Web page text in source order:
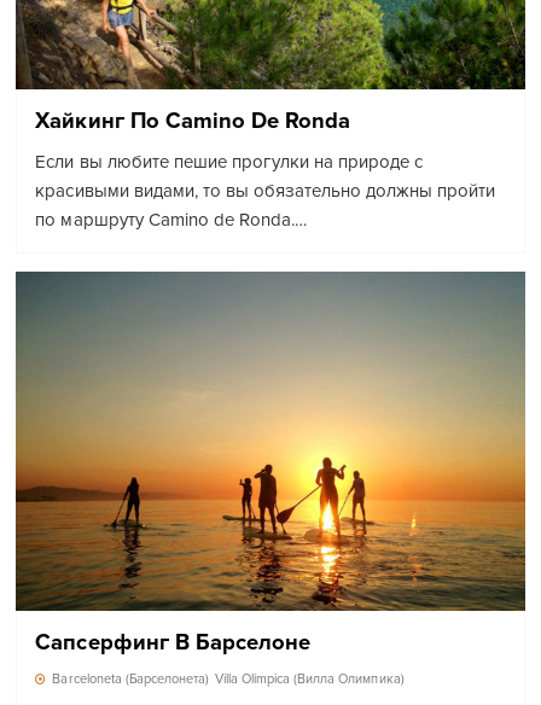
Хайкинг По Camino De Ronda
Если вы любите пешие прогулки на природе с
красивыми видами, то вы обязательно должны пройти
по маршруту Camino de Ronda.…
Сапсерфинг В Барселоне
Barceloneta (Барселонета) Villa Olimpica (Вилла Олимпика)